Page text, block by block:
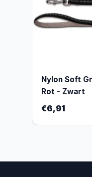
Nylon Soft
Rot - Zwart
€6,91